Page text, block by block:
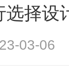
选择设
03-